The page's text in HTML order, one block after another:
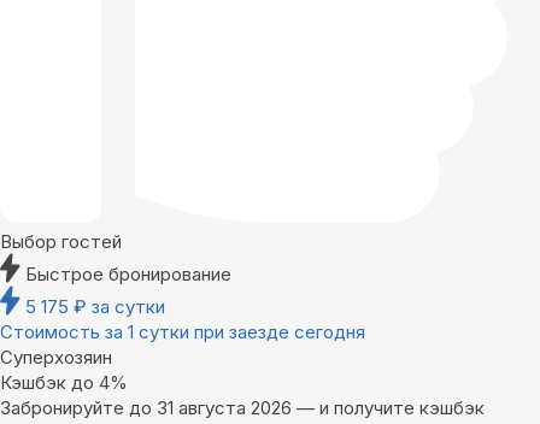
Выбор гостей
Быстрое бронирование
5 175 ₽ за сутки
Стоимость за 1 сутки при заезде сегодня
Суперхозяин
Кэшбэк до 4%
Забронируйте до 31 августа 2026 — и получите кэшбэк